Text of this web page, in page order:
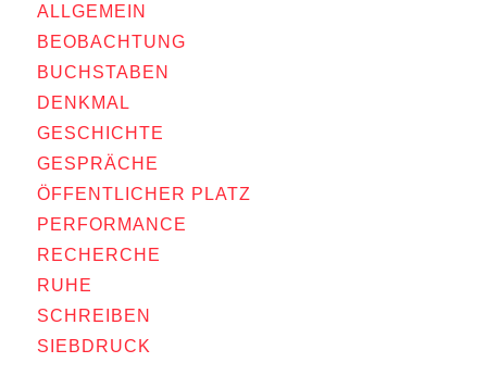
ALLGEMEIN
BEOBACHTUNG
BUCHSTABEN
DENKMAL
GESCHICHTE
GESPRÄCHE
ÖFFENTLICHER PLATZ
PERFORMANCE
RECHERCHE
RUHE
SCHREIBEN
SIEBDRUCK